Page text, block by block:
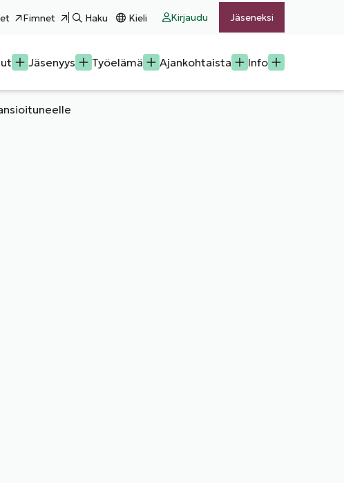
Fimnet Haku Kieli Kirjaudu Jäseneksi
Jäsenyys Työelämä Ajankohtaista Info